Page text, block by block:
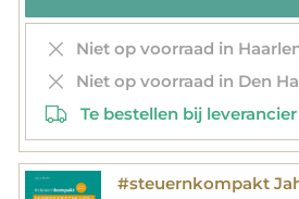
Niet op voorraad in
Niet op voorraad in Den
Te bestellen bij leverancier